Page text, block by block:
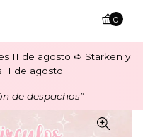
11 de agosto ➪ Starken y
de agosto
de despachos”
0